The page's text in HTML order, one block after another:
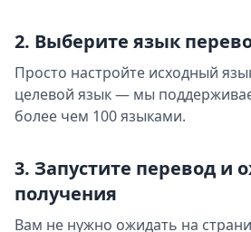
2. Выберите язык
Просто настройте исходный
целевой язык — мы
более чем 100 языками.
3. Запустите перевод и
получения
Вам не нужно ожидать на